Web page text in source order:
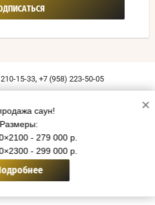
15-33, +7 (958) 223-50-05
в соцсетях:
2026 СаунаТэкс
саун!
Размеры:
- 279 000 р.
- 299 000 р.
×